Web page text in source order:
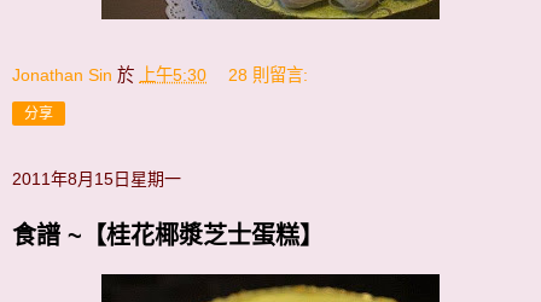
Jonathan Sin 於 上午5:30 28 則留言:
分享
2011年8月15日星期一
食譜 ~【桂花椰漿芝士蛋糕】